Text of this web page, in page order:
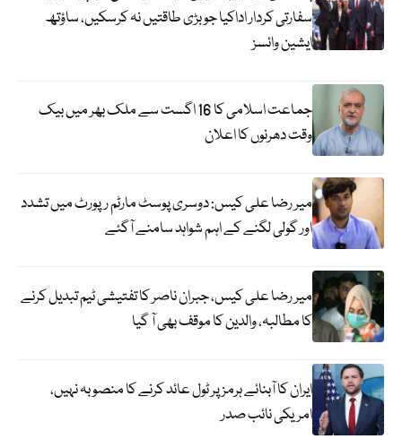
سفارتی کردار اداکیا جو بڑی طاقتیں نہ کرسکیں، ساؤتھ
ایشین وائسز
جماعت اسلامی کا 16 اگست سے ملک بھر میں بیک
وقت دھرنوں کا اعلان
میر رضا علی کیس: دوسری پوسٹ مارٹم رپورٹ میں تشدد
اور گولی لگنے کے اہم شواہد سامنے آگئے
میر رضا علی کیس، جبران ناصر کا تفتیشی ٹیم تبدیل کرنے
کا مطالبہ، والدین کا موقف بھی آ گیا
ایران کا آبنائے ہرمز پر ٹول عائد کرنے کا منصوبہ نہیں،
امریکی نائب صدر